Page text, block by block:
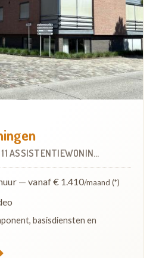
11 ASSISTENTIEWONINGEN
— vanaf € 1.410/maand (*)
basisdiensten en